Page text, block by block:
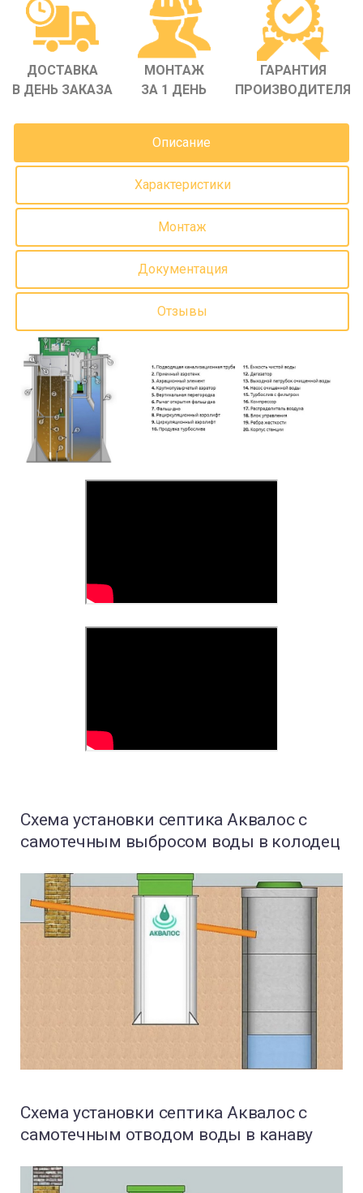
ДОСТАВКА
В ДЕНЬ ЗАКАЗА
МОНТАЖ
ЗА 1 ДЕНЬ
ГАРАНТИЯ
ПРОИЗВОДИТЕЛЯ
Описание
Характеристики
Монтаж
Документация
Отзывы
Схема установки септика Аквалос с
самотечным выбросом воды в колодец
Схема установки септика Аквалос с
самотечным отводом воды в канаву